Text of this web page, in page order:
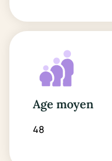
Age moyen
48